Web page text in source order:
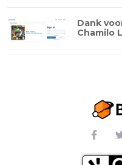
Dank
Chamilo